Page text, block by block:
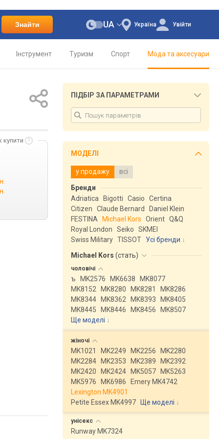
Знайти Україна
UA Увійти
Інструмент Туризм Спорт Мода та аксесуари
купити
ПІДБІР ЗА ПАРАМЕТРАМИ
МОДЕЛІ
у продажу всі
Бренди
Adriatica
Bigotti Casio
Certina
Citizen
Claude Bernard
Daniel Klein
FESTINA
Michael Kors Orient Q&Q
Royal London
Seiko
SKMEI
Swiss Military TISSOT
Усі бренди
Michael Kors (стать)
чоловічі
ъ MK2576 MK6638
MK8077
MK8152
MK8280 MK8281
MK8286
MK8344
MK8362 MK8393
MK8405
MK8445
MK8446 MK8456
MK8507
Ще моделі ↓
жіночі
MK1021 MK2249 MK2256
MK2280
MK2284
MK2353 MK2389
MK2392
MK2420
MK2424 MK5057
MK5263
MK5976
MK6986
Emery MK4742
Lexington MK4901
Petite Essex MK4997
Ще моделі ↓
унісекс
Runway MK7324